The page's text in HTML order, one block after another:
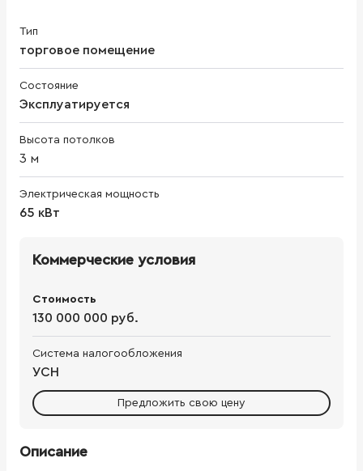
Тип
торговое помещение
Состояние
Эксплуатируется
Высота потолков
3 м
Электрическая мощность
65 кВт
Коммерческие условия
Стоимость
130 000 000 руб.
Система налогообложения
УСН
Предложить свою цену
Описание